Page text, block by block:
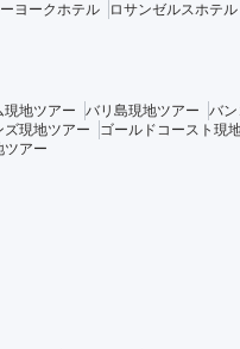
ヨークホテル ロサンゼルスホテル
現地ツアー バリ島現地ツアー バ
ズ現地ツアー ゴールドコースト現
ツアー